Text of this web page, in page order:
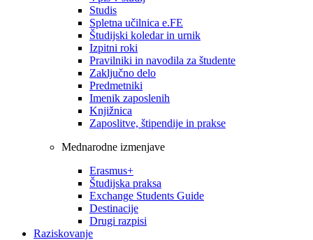
Studis
Spletna učilnica e.FE
Študijski koledar in urnik
Izpitni roki
Pravilniki in navodila za študente
Zaključno delo
Predmetniki
Imenik zaposlenih
Knjižnica
Zaposlitve, štipendije in prakse
Mednarodne izmenjave
Erasmus+
Študijska praksa
Exchange Students Guide
Destinacije
Drugi razpisi
Raziskovanje